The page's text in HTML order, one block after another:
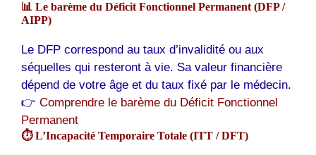
📊 Le barème du Déficit Fonctionnel Permanent (DFP /
AIPP)
Le DFP correspond au taux d’invalidité ou aux
séquelles qui resteront à vie. Sa valeur financière
dépend de votre âge et du taux fixé par le médecin.
👉 Comprendre le barème du Déficit Fonctionnel
Permanent
⏱️ L’Incapacité Temporaire Totale (ITT / DFT)